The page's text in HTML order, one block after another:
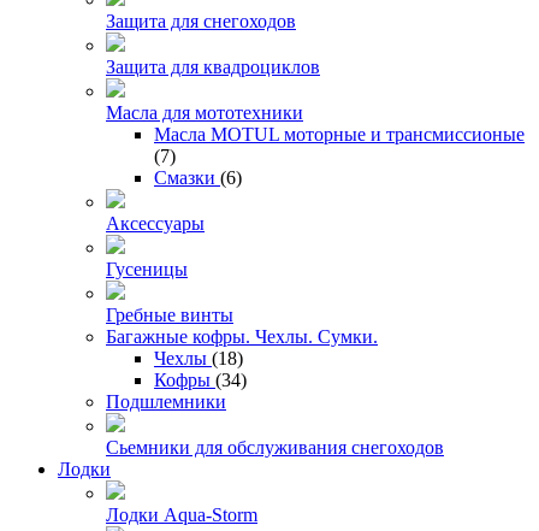
Защита для снегоходов
Защита для квадроциклов
Масла для мототехники
Масла MOTUL моторные и трансмиссионые
(7)
Смазки (6)
Аксессуары
Гусеницы
Гребные винты
Багажные кофры. Чехлы. Сумки.
Чехлы (18)
Кофры (34)
Подшлемники
Сьемники для обслуживания снегоходов
Лодки
Лодки Aqua-Storm